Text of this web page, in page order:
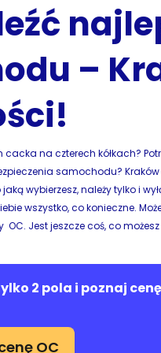
–
na czterech kółkach?
samochodu?
wybierzesz, należy tylko i
wszystko, co konieczne.
Jest jeszcze coś, co możesz
2 pola i poznaj
OC